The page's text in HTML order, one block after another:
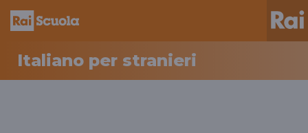
Italiano per stranieri